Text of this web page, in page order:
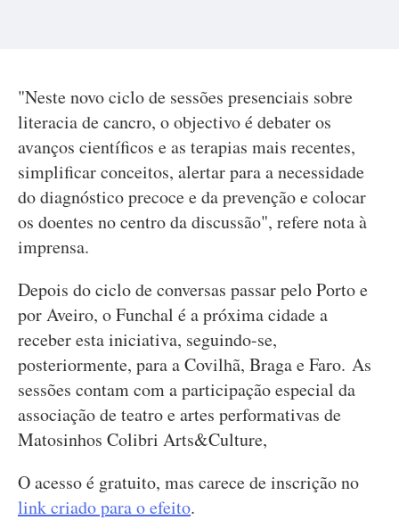
"Neste novo ciclo de sessões presenciais sobre
literacia de cancro, o objectivo é debater os
avanços científicos e as terapias mais recentes,
simplificar conceitos, alertar para a necessidade
do diagnóstico precoce e da prevenção e colocar
os doentes no centro da discussão", refere nota à
imprensa.
Depois do ciclo de conversas passar pelo Porto e
por Aveiro, o Funchal é a próxima cidade a
receber esta iniciativa, seguindo-se,
posteriormente, para a Covilhã, Braga e Faro. As
sessões contam com a participação especial da
associação de teatro e artes performativas de
Matosinhos Colibri Arts&Culture,
O acesso é gratuito, mas carece de inscrição no
link criado para o efeito.